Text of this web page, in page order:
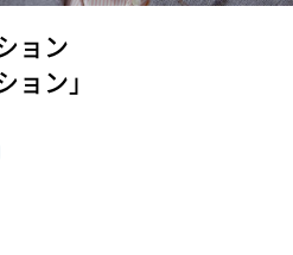
ョン
ョン」